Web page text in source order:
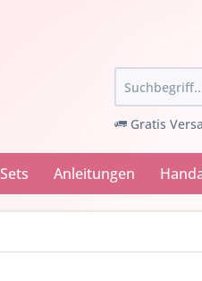
Gratis
Sets Anleitungen